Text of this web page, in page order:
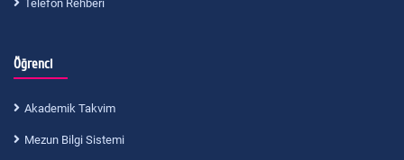
Telefon Rehberi
Öğrenci
Akademik Takvim
Mezun Bilgi Sistemi